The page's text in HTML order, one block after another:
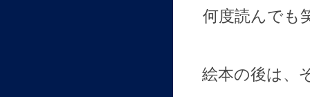
何度読んでも
絵本の後は、